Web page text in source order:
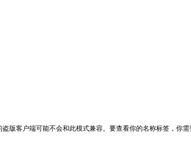
盗版客户端可能不会和此模式兼容。要查看你的名称标签